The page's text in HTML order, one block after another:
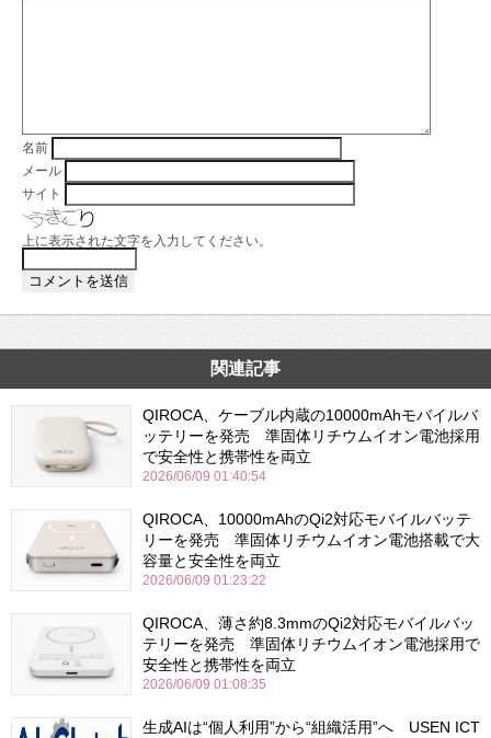
名前
メール
サイト
上に表示された文字を入力してください。
関連記事
QIROCA、ケーブル内蔵の10000mAhモバイルバ
ッテリーを発売 準固体リチウムイオン電池採用
で安全性と携帯性を両立
2026/06/09 01:40:54
QIROCA、10000mAhのQi2対応モバイルバッテ
リーを発売 準固体リチウムイオン電池搭載で大
容量と安全性を両立
2026/06/09 01:23:22
QIROCA、薄さ約8.3mmのQi2対応モバイルバッ
テリーを発売 準固体リチウムイオン電池採用で
安全性と携帯性を両立
2026/06/09 01:08:35
生成AIは“個人利用”から“組織活用”へ USEN ICT